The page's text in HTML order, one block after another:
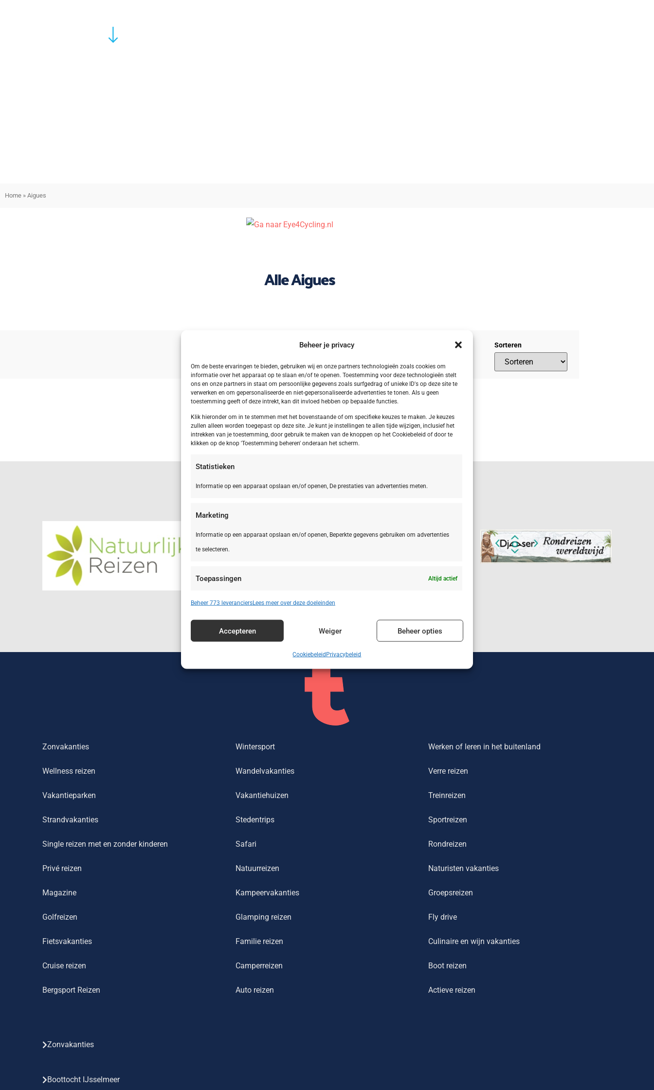
Beheer je privacy
Om de beste ervaringen te bieden, gebruiken wij en onze partners technologieën zoals cookies om
informatie over het apparaat op te slaan en/of te openen. Toestemming voor deze technologieën stelt
ons en onze partners in staat om persoonlijke gegevens zoals surfgedrag of unieke ID's op deze site te
verwerken en om gepersonaliseerde en niet-gepersonaliseerde advertenties te tonen. Als u geen
toestemming geeft of deze intrekt, kan dit invloed hebben op bepaalde functies.
Klik hieronder om in te stemmen met het bovenstaande of om specifieke keuzes te maken. Je keuzes
zullen alleen worden toegepast op deze site. Je kunt je instellingen te allen tijde wijzigen, inclusief het
intrekken van je toestemming, door gebruik te maken van de knoppen op het Cookiebeleid of door te
klikken op de knop 'Toestemming beheren' onderaan het scherm.
Statistieken
Informatie op een apparaat opslaan en/of openen, De prestaties van advertenties meten.
Marketing
Informatie op een apparaat opslaan en/of openen, Beperkte gegevens gebruiken om advertenties
te selecteren.
Toepassingen Altijd actief
Advertenties en content leveren en tonen. Altijd actief
Beheer 773 leveranciersLees meer over deze doeleinden
Accepteren Weiger Beheer opties
CookiebeleidPrivacybeleid
Home » Aigues
Alle Aigues
Sorteren
Zonvakanties Wintersport Werken of leren in het buitenland
Wellness reizen Wandelvakanties Verre reizen
Vakantieparken Vakantiehuizen Treinreizen
Strandvakanties Stedentrips Sportreizen
Single reizen met en zonder kinderen Safari Rondreizen
Privé reizen Natuurreizen Naturisten vakanties
Magazine Kampeervakanties Groepsreizen
Golfreizen Glamping reizen Fly drive
Fietsvakanties Familie reizen Culinaire en wijn vakanties
Cruise reizen Camperreizen Boot reizen
Bergsport Reizen Auto reizen Actieve reizen
Zonvakanties
Boottocht IJsselmeer